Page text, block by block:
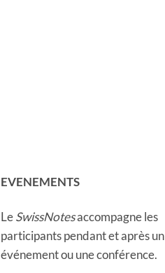
EVENEMENTS
LeSwissNotesaccompagne les
participants pendant et après un
événement ou une conférence.